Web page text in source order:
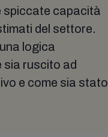
spiccate capacità
del settore.
logica
sia ruscito ad
e come sia stato